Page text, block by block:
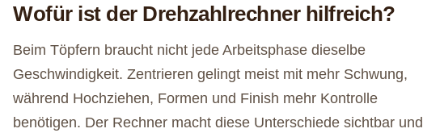
Wofür ist der Drehzahlrechner hilfreich?
Beim Töpfern braucht nicht jede Arbeitsphase dieselbe
Geschwindigkeit. Zentrieren gelingt meist mit mehr Schwung,
während Hochziehen, Formen und Finish mehr Kontrolle
benötigen. Der Rechner macht diese Unterschiede sichtbar und